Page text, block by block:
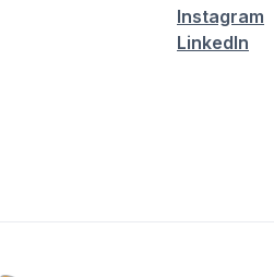
Instagram
LinkedIn